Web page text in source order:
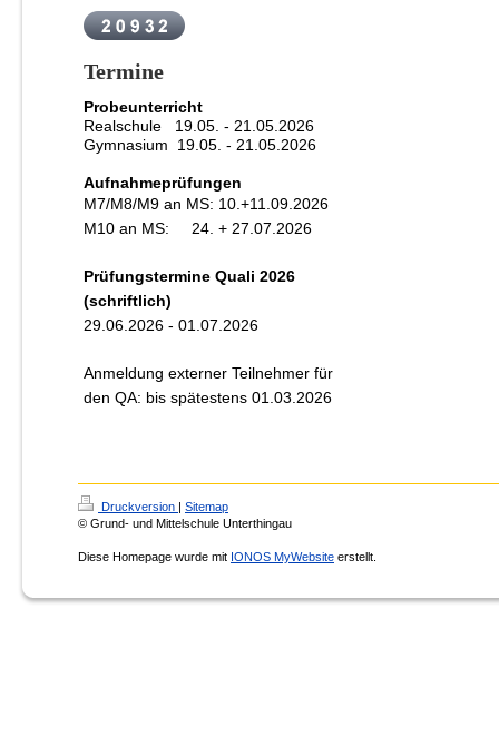
Termine
Probeunterricht
Realschule 19.05. - 21.05.2026
Gymnasium 19 .05. - 21.05.2026
Aufnahmeprüfungen
M7/M8/M9 an MS: 10.+11.09.2026
M10 an MS: 24. + 27.07.2026
Prüfungstermine Quali 2026
(schriftlich)
29.06.2026 - 01.07.2026
Anmeldung externer Teilnehmer für
den QA: bis spätestens 01.03.2026
Druckversion | Sitemap
© Grund- und Mittelschule Unterthingau
Diese Homepage wurde mit IONOS MyWebsite erstellt.